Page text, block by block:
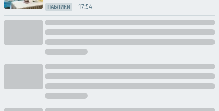
ПАБЛИКИ 17:54